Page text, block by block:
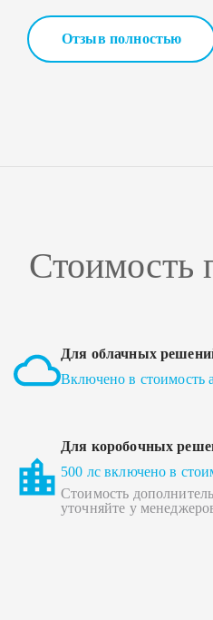
Отзыв полностью
Стоимость
Для облачных
Включено в стоимость
Для коробочных
500 лс включено в
Стоимость
уточняйте у